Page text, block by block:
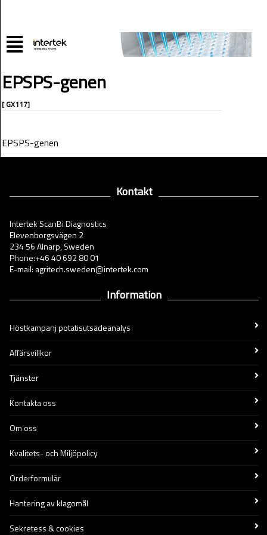
EPSPS-genen
[ GX117]
EPSPS-genen
Kontakt
Intertek ScanBi Diagnostics
Elevenborgsvägen 2
234 56 Alnarp, Sweden
Phone:+46 40 692 80 01
E-mail: agritech.sweden@intertek.com
Information
Höstkampanj potatisutsädeanalys
Affärsvillkor
Tjänster
Kontakta oss
Om oss
Kvalitets- och Miljöpolicy
Orderformulär
Hantering av klagomål
Sekretess & cookies